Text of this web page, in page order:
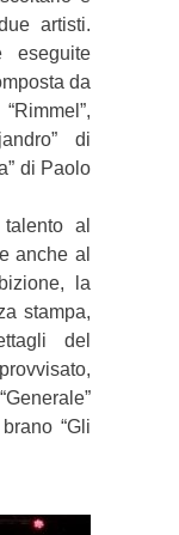
artisti.
eseguite
da
di
di Paolo
al
anche al
la
stampa,
del
“Gli